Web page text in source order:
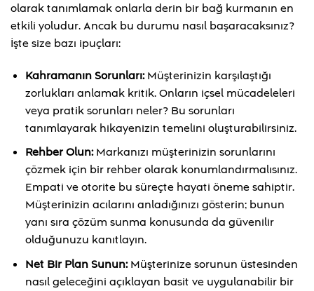
olarak tanımlamak onlarla derin bir bağ kurmanın en
etkili yoludur. Ancak bu durumu nasıl başaracaksınız?
İşte size bazı ipuçları:
Kahramanın Sorunları:Müşterinizin karşılaştığı
zorlukları anlamak kritik. Onların içsel mücadeleleri
veya pratik sorunları neler? Bu sorunları
tanımlayarak hikayenizin temelini oluşturabilirsiniz.
Rehber Olun:Markanızı müşterinizin sorunlarını
çözmek için bir rehber olarak konumlandırmalısınız.
Empati ve otorite bu süreçte hayati öneme sahiptir.
Müşterinizin acılarını anladığınızı gösterin; bunun
yanı sıra çözüm sunma konusunda da güvenilir
olduğunuzu kanıtlayın.
Net Bir Plan Sunun:Müşterinize sorunun üstesinden
nasıl geleceğini açıklayan basit ve uygulanabilir bir